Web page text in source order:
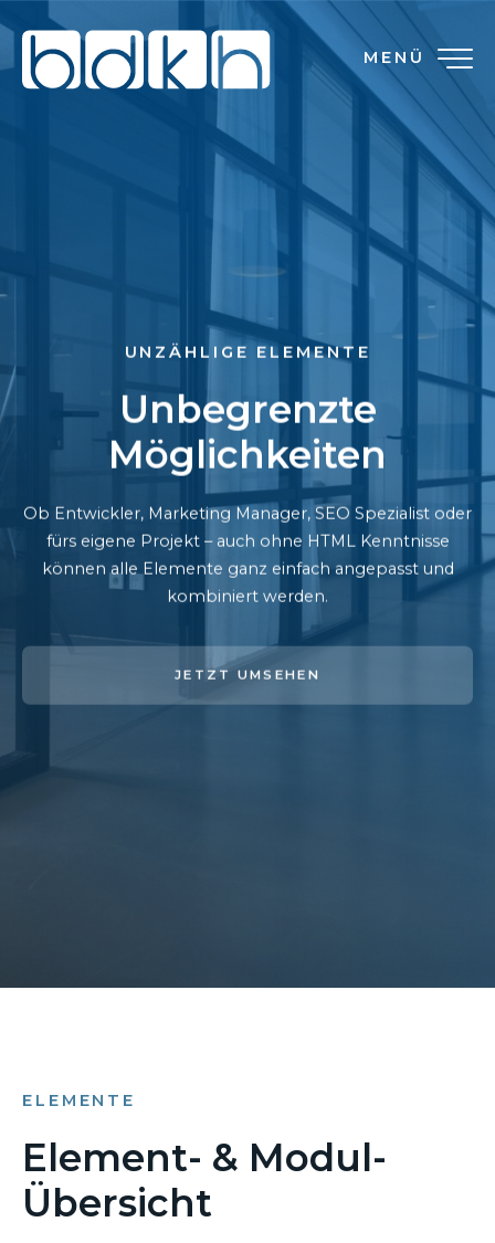
MENÜ
UNZÄHLIGE ELEMENTE
Unbegrenzte
Möglichkeiten
Ob Entwickler, Marketing Manager, SEO Spezialist oder
fürs eigene Projekt – auch ohne HTML Kenntnisse
können alle Elemente ganz einfach angepasst und
kombiniert werden.
JETZT UMSEHEN
ELEMENTE
Element- & Modul-
Übersicht